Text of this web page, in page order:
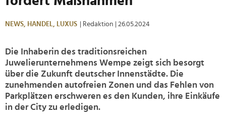
NEWS, HANDEL, LUXUS | Redaktion | 26.05.2024
Die Inhaberin des traditionsreichen
Juwelierunternehmens Wempe zeigt sich besorgt
über die Zukunft deutscher Innenstädte. Die
zunehmenden autofreien Zonen und das Fehlen von
Parkplätzen erschweren es den Kunden, ihre Einkäufe
in der City zu erledigen.